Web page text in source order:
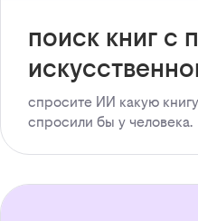
поиск книг
спросите ИИ какую
спросили бы у человека.